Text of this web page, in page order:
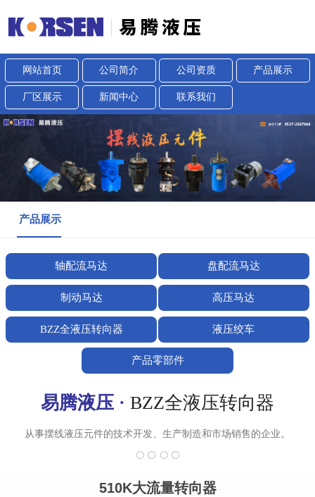
网站首页 公司简介 公司资质 产品展示
厂区展示 新闻中心 联系我们
产品展示
轴配流马达 盘配流马达
制动马达 高压马达
BZZ全液压转向器 液压绞车
产品零部件
易腾液压 · BZZ全液压转向器
从事摆线液压元件的技术开发、生产制造和市场销售的企业。
510K大流量转向器